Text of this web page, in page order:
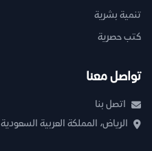
تنمية بشرية
كتب حصرية
تواصل معنا
اتصل بنا
الرياض، المملكة العربية السعودية